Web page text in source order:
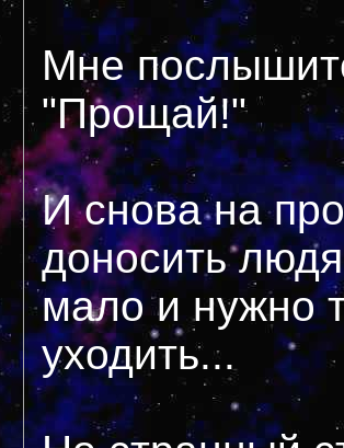
Мне
"Прощай!"
И снова на
доносить
мало и нужно
уходить...